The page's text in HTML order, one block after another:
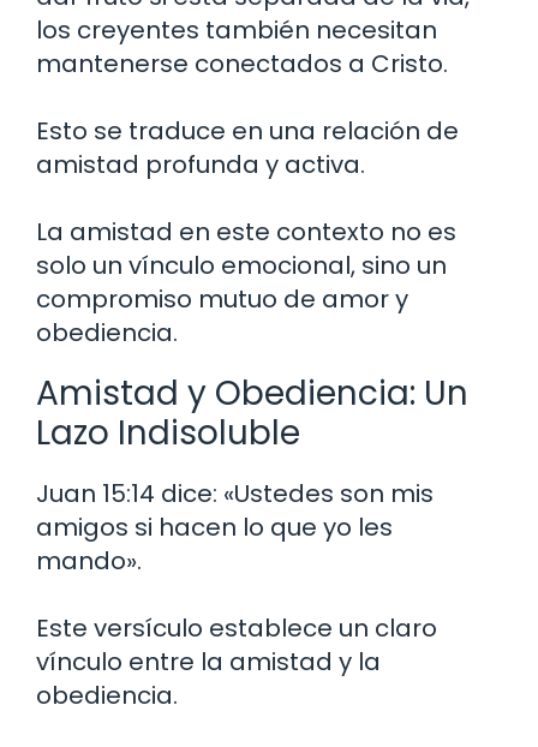
los creyentes también necesitan
mantenerse conectados a Cristo.
Esto se traduce en una relación de
amistad profunda y activa.
La amistad en este contexto no es
solo un vínculo emocional, sino un
compromiso mutuo de amor y
obediencia.
Amistad y Obediencia: Un
Lazo Indisoluble
Juan 15:14 dice: «Ustedes son mis
amigos si hacen lo que yo les
mando».
Este versículo establece un claro
vínculo entre la amistad y la
obediencia.